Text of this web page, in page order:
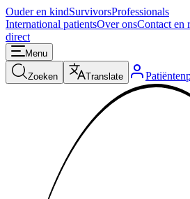
Ouder en kindSurvivorsProfessionals
International patientsOver onsContact en
direct
Menu
Zoeken Translate